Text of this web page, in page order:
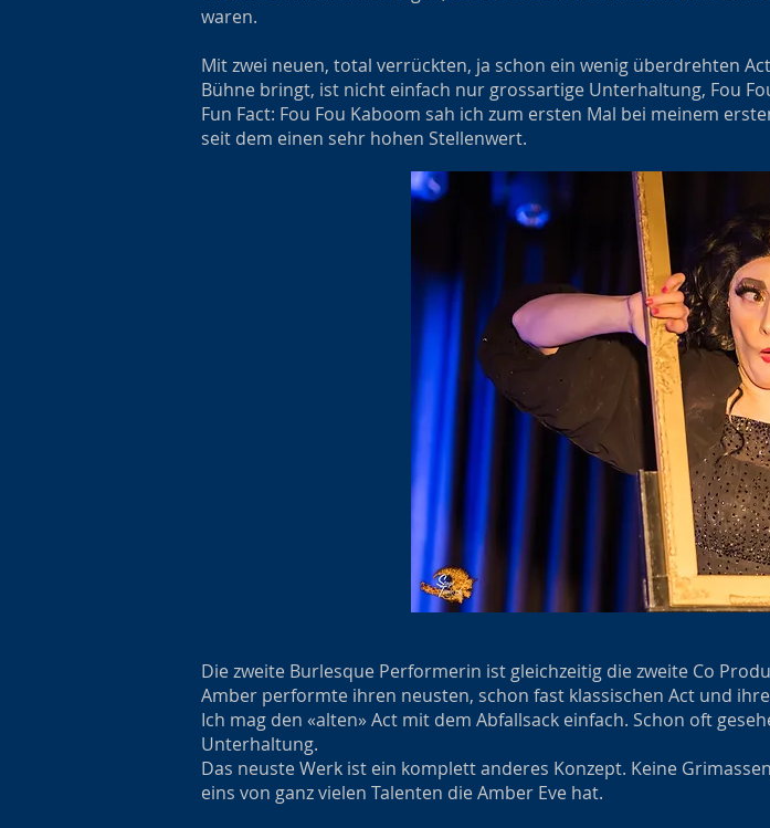
waren.
Mit zwei neuen, total verrückten, ja schon ein wenig überdrehten
Bühne bringt, ist nicht einfach nur grossartige Unterhaltung, Fou
Fun Fact: Fou Fou Kaboom sah ich zum ersten Mal bei meinem
seit dem einen sehr hohen Stellenwert.
Die zweite Burlesque Performerin ist gleichzeitig die zweite Co
Amber performte ihren neusten, schon fast klassischen Act und
Ich mag den «alten» Act mit dem Abfallsack einfach. Schon oft
Unterhaltung.
Das neuste Werk ist ein komplett anderes Konzept. Keine
eins von ganz vielen Talenten die Amber Eve hat.